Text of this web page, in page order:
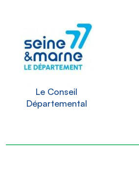
Le Conseil
Départemental